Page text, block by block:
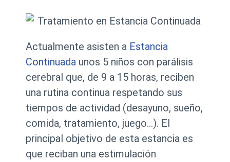
Actualmente asisten a Estancia
Continuada unos 5 niños con parálisis
cerebral que, de 9 a 15 horas, reciben
una rutina continua respetando sus
tiempos de actividad (desayuno, sueño,
comida, tratamiento, juego…). El
principal objetivo de esta estancia es
que reciban una estimulación